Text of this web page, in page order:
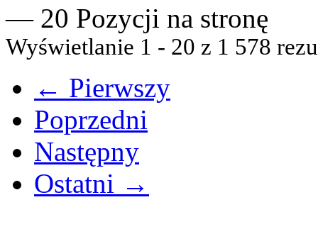
— 20 Pozycji na stronę
Wyświetlanie 1 - 20 z 1 578
← Pierwszy
Poprzedni
Następny
Ostatni →